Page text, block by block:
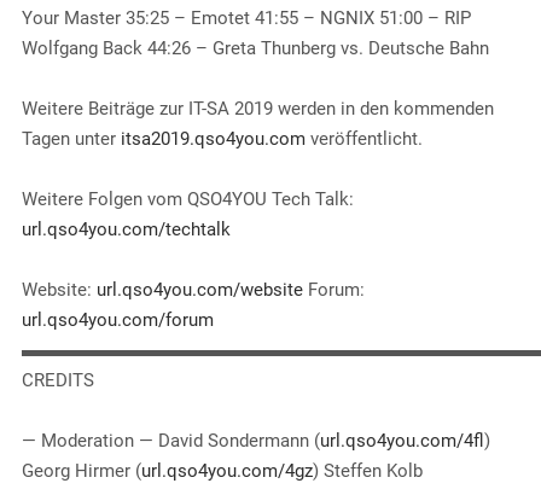
Your Master 35:25 – Emotet 41:55 – NGNIX 51:00 – RIP
Wolfgang Back 44:26 – Greta Thunberg vs. Deutsche Bahn
Weitere Beiträge zur IT-SA 2019 werden in den kommenden
Tagen unter itsa2019.qso4you.comveröffentlicht.
Weitere Folgen vom QSO4YOU Tech Talk:
url.qso4you.com/techtalk
Website: url.qso4you.com/websiteForum:
url.qso4you.com/forum
CREDITS
— Moderation — David Sondermann (url.qso4you.com/4fl)
Georg Hirmer (url.qso4you.com/4gz) Steffen Kolb